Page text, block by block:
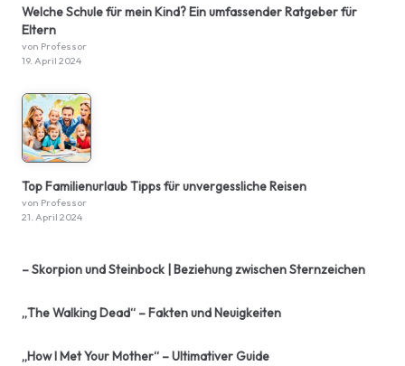
Welche Schule für mein Kind? Ein umfassender Ratgeber für
Eltern
von Professor
19. April 2024
Top Familienurlaub Tipps für unvergessliche Reisen
von Professor
21. April 2024
– Skorpion und Steinbock | Beziehung zwischen Sternzeichen
„The Walking Dead“ – Fakten und Neuigkeiten
„How I Met Your Mother“ – Ultimativer Guide